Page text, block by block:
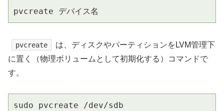
pvcreate デバイス名
pvcreate
は、ディスクやパーティションをLVM管理下
に置く（物理ボリュームとして初期化する）コマンドで
す。
sudo pvcreate /dev/sdb